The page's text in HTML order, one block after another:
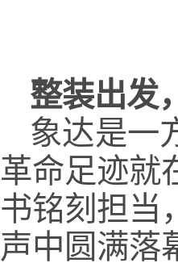
整装出发
象达是一
革命足迹就
书铭刻担当
声中圆满落